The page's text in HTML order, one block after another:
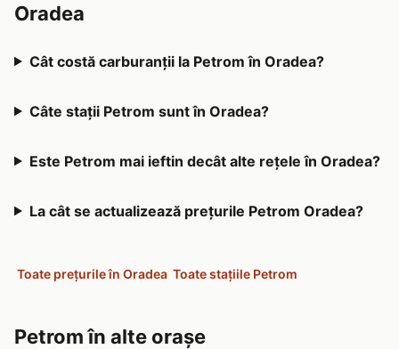
Oradea
Cât costă carburanții la Petrom în Oradea?
Câte stații Petrom sunt în Oradea?
Este Petrom mai ieftin decât alte rețele în Oradea?
La cât se actualizează prețurile Petrom Oradea?
Toate prețurile în Oradea Toate stațiile Petrom
Petrom în alte orașe